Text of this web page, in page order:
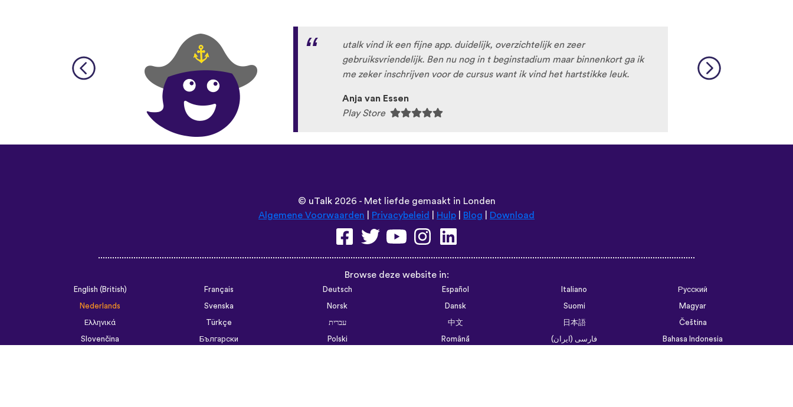
utalk vind ik een fijne app. duidelijk, overzichtelijk en zeer
gebruiksvriendelijk. Ben nu nog in t beginstadium maar binnenkort ga ik
me zeker inschrijven voor de cursus want ik vind het hartstikke leuk.
Anja van Essen
Play Store
© uTalk2026 - Met liefde gemaakt in Londen
Algemene Voorwaarden
Privacybeleid Hulp Blog Download
Browse deze website in:
English (British) Français Deutsch Español Italiano
Русский
Nederlands
Svenska Norsk Dansk Suomi
Magyar
Ελληνικά
Türkçe עברית 中文 日本語
Čeština
Slovenčina
Български Polski Română فارسی (ایران)
Bahasa Indonesia